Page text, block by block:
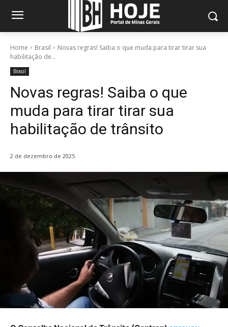
Home Brasil
Novas regras! Saiba o que muda para tirar tirar sua
habilitação de...
Brasil
Novas regras! Saiba o que
muda para tirar tirar sua
habilitação de trânsito
2 de dezembro de 2025